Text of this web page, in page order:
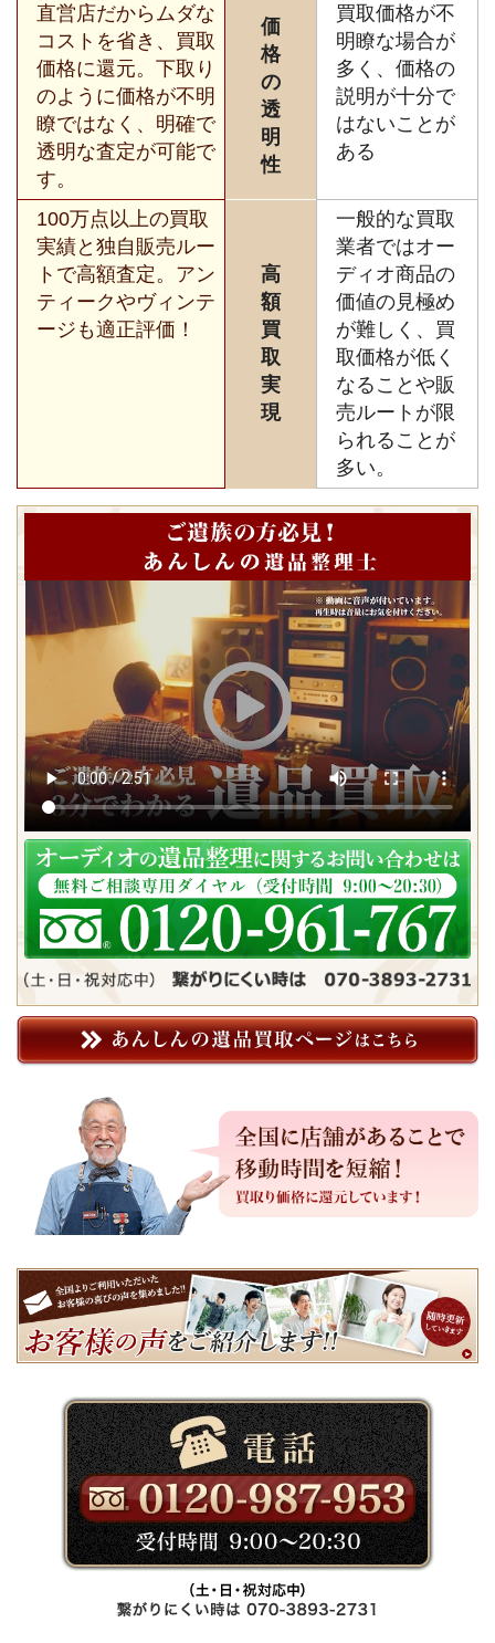
直営店だからムダな
コストを省き、買取
価格に還元。下取り
のように価格が不明
瞭ではなく、明確で
透明な査定が可能で
す。
価
格
の
透
明
性
買取価格が不
明瞭な場合が
多く、価格の
説明が十分で
はないことが
ある
100万点以上の買取
実績と独自販売ルー
トで高額査定。アン
ティークやヴィンテ
ージも適正評価！
高
額
買
取
実
現
一般的な買取
業者ではオー
ディオ商品の
価値の見極め
が難しく、買
取価格が低く
なることや販
売ルートが限
られることが
多い。